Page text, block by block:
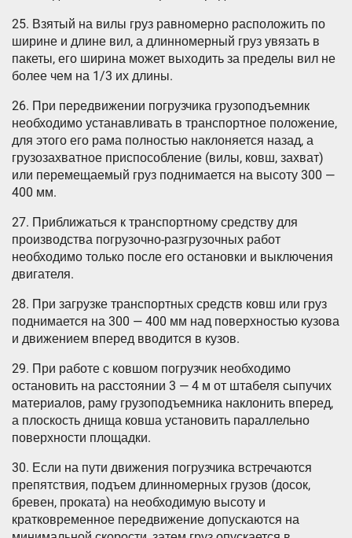
25. Взятый на вилы груз равномерно расположить по
ширине и длине вил, а длинномерный груз увязать в
пакеты, его ширина может выходить за пределы вил не
более чем на 1/3 их длины.
26. При передвижении погрузчика грузоподъемник
необходимо устанавливать в транспортное положение,
для этого его рама полностью наклоняется назад, а
грузозахватное приспособление (вилы, ковш, захват)
или перемещаемый груз поднимается на высоту 300 —
400 мм.
27. Приближаться к транспортному средству для
производства погрузочно-разгрузочных работ
необходимо только после его остановки и выключения
двигателя.
28. При загрузке транспортных средств ковш или груз
поднимается на 300 — 400 мм над поверхностью кузова
и движением вперед вводится в кузов.
29. При работе с ковшом погрузчик необходимо
остановить на расстоянии 3 — 4 м от штабеля сыпучих
материалов, раму грузоподъемника наклонить вперед,
а плоскость днища ковша установить параллельно
поверхности площадки.
30. Если на пути движения погрузчика встречаются
препятствия, подъем длинномерных грузов (досок,
бревен, проката) на необходимую высоту и
кратковременное передвижение допускаются на